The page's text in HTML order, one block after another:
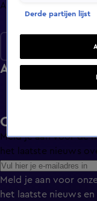
Afleveringen
Afleveringen
Ontvang de
Meld je aan voor de
het laatste nieuws
Meld je aan voor
het laatste nieuws
Derde partijen lijst